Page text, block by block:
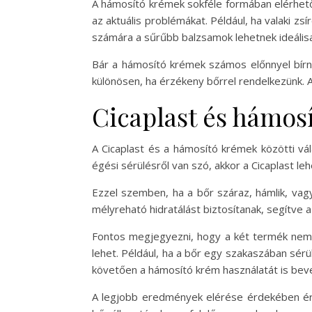
A hámosító krémek sokféle formában
az aktuális problémákat. Például, ha valaki
számára a sűrűbb balzsamok lehetnek
Bár a hámosító krémek számos előnnyel
különösen, ha érzékeny bőrrel
Cicaplast és
A Cicaplast és a hámosító krémek közötti
égési sérülésről van szó, akkor a Cicaplast
Ezzel szemben, ha a bőr száraz, hámlik,
mélyreható hidratálást biztosítanak, segítve
Fontos megjegyezni, hogy a két termék
lehet. Például, ha a bőr egy szakaszában
követően a hámosító krém használatát is
A legjobb eredmények elérése érdekében